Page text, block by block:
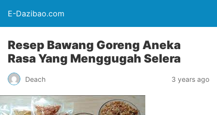
E-Dazibao.com
Resep Bawang Goreng Aneka
Rasa Yang Menggugah Selera
Deach 3 years ago